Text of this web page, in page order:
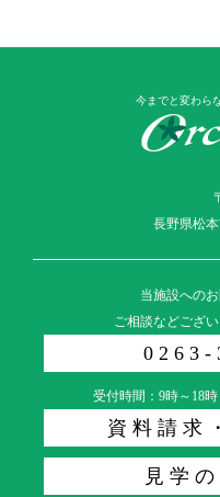
今までと変わら
長野県松
当施設への
ご相談などござ
受付時間：9時～18
資料請求
見学